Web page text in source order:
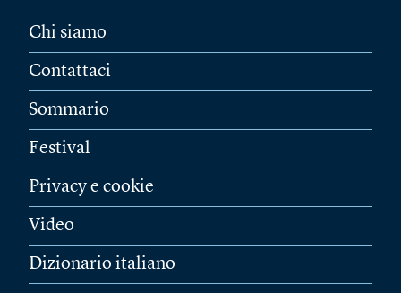
Chi siamo
Contattaci
Sommario
Festival
Privacy e cookie
Video
Dizionario italiano